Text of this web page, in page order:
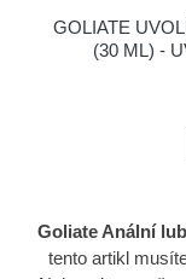
GOLIATE
(30 ML) -
Goliate Anální
tento artikl